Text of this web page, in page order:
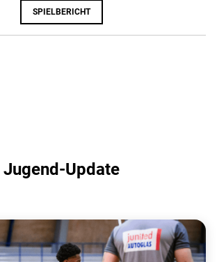
SPIELBERICHT
Jugend-Update